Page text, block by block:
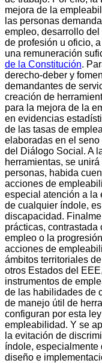
mejora de la
las personas
empleo, desarrollo
de profesión u oficio,
una remuneración
de la Constitución.
derecho-deber y
demandantes de
creación de
para la mejora de la
en evidencias
de las tasas de
elaboradas en el
del Diálogo Social. A
herramientas, se
personas, habida
acciones de
especial atención a la
de cualquier índole,
discapacidad.
prácticas, contrastada
empleo o la
acciones de
ámbitos territoriales
otros Estados del
instrumentos de
de las habilidades de
de manejo útil de
configuran por esta
empleabilidad. Y se
la evitación de
índole, especialmente
diseño e